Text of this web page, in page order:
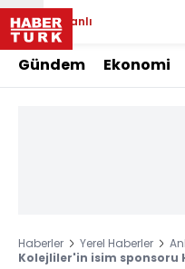
Canlı
Gündem Ekonomi
Haberler Yerel Haberler
Kolejliler'in isim sponsoru